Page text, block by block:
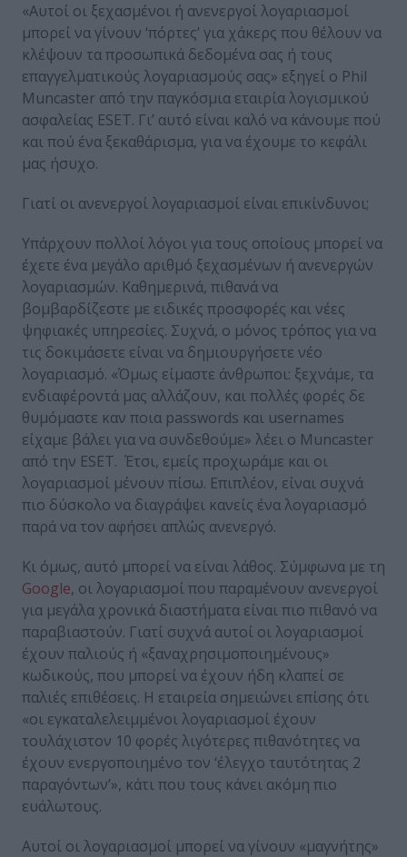
«Αυτοί οι ξεχασμένοι ή ανενεργοί λογαριασμοί
μπορεί να γίνουν ‘πόρτες’ για χάκερς που θέλουν να
κλέψουν τα προσωπικά δεδομένα σας ή τους
επαγγελματικούς λογαριασμούς σας» εξηγεί ο Phil
Muncaster από την παγκόσμια εταιρία λογισμικού
ασφαλείας ESET. Γι’ αυτό είναι καλό να κάνουμε πού
και πού ένα ξεκαθάρισμα, για να έχουμε το κεφάλι
μας ήσυχο.
Γιατί οι ανενεργοί λογαριασμοί είναι επικίνδυνοι;
Υπάρχουν πολλοί λόγοι για τους οποίους μπορεί να
έχετε ένα μεγάλο αριθμό ξεχασμένων ή ανενεργών
λογαριασμών. Καθημερινά, πιθανά να
βομβαρδίζεστε με ειδικές προσφορές και νέες
ψηφιακές υπηρεσίες. Συχνά, ο μόνος τρόπος για να
τις δοκιμάσετε είναι να δημιουργήσετε νέο
λογαριασμό. «Όμως είμαστε άνθρωποι: ξεχνάμε, τα
ενδιαφέροντά μας αλλάζουν, και πολλές φορές δε
θυμόμαστε καν ποια passwords και usernames
είχαμε βάλει για να συνδεθούμε» λέει ο Muncaster
από την ESET. Έτσι, εμείς προχωράμε και οι
λογαριασμοί μένουν πίσω. Επιπλέον, είναι συχνά
πιο δύσκολο να διαγράψει κανείς ένα λογαριασμό
παρά να τον αφήσει απλώς ανενεργό.
Κι όμως, αυτό μπορεί να είναι λάθος. Σύμφωνα με τη
Google, οι λογαριασμοί που παραμένουν ανενεργοί
για μεγάλα χρονικά διαστήματα είναι πιο πιθανό να
παραβιαστούν. Γιατί συχνά αυτοί οι λογαριασμοί
έχουν παλιούς ή «ξαναχρησιμοποιημένους»
κωδικούς, που μπορεί να έχουν ήδη κλαπεί σε
παλιές επιθέσεις. Η εταιρεία σημειώνει επίσης ότι
«οι εγκαταλελειμμένοι λογαριασμοί έχουν
τουλάχιστον 10 φορές λιγότερες πιθανότητες να
έχουν ενεργοποιημένο τον ‘έλεγχο ταυτότητας 2
παραγόντων’», κάτι που τους κάνει ακόμη πιο
ευάλωτους.
Αυτοί οι λογαριασμοί μπορεί να γίνουν «μαγνήτης»